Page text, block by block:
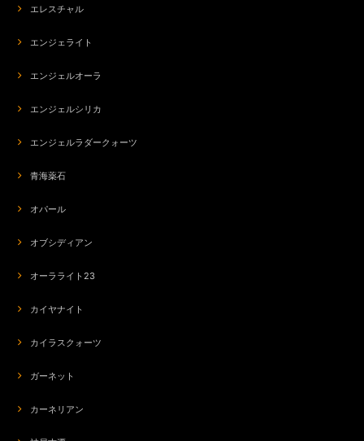
エレスチャル
エンジェライト
エンジェルオーラ
エンジェルシリカ
エンジェルラダークォーツ
青海薬石
オパール
オブシディアン
オーラライト23
カイヤナイト
カイラスクォーツ
ガーネット
カーネリアン